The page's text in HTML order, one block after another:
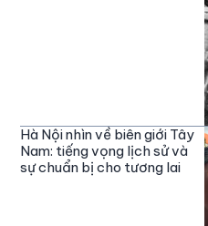
Hà Nội nhìn về biên giới Tây
Nam: tiếng vọng lịch sử và
sự chuẩn bị cho tương lai